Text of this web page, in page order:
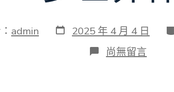
admin 發
表
2025 年 4 月 4 日
在
〈【中
尚無留言